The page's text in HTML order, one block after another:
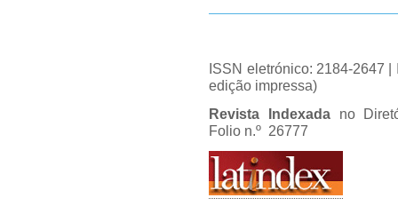
ISSN eletrónico: 2184-2647
edição impressa)
Revista Indexadano
Folio n.º 26777